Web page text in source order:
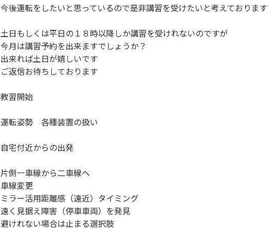
今後運転をしたいと思っているので是非講習を受けたいと考えております
土日もしくは平日の１８時以降しか講習を受けれないのですが
今月は講習予約を出来ますでしょうか？
出来れば土日が嬉しいです
ご返信お待ちしております
教習開始
運転姿勢 各種装置の扱い
自宅付近からの出発
片側一車線から二車線へ
車線変更
ミラー活用距離感（遠近）タイミング
遠く見据え障害（停車車両）を発見
避けれない場合は止まる選択肢